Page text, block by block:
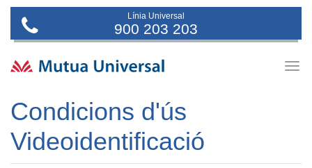
Línia Universal
900 203 203
Condicions d'ús
Videoidentificació